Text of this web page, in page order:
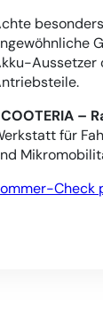
ein
Aussetzer
–
für
Check